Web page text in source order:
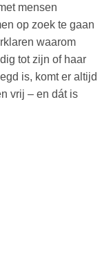
mensen
op zoek te gaan
waarom
tot zijn of haar
is, komt er altijd
vrij – en dát is